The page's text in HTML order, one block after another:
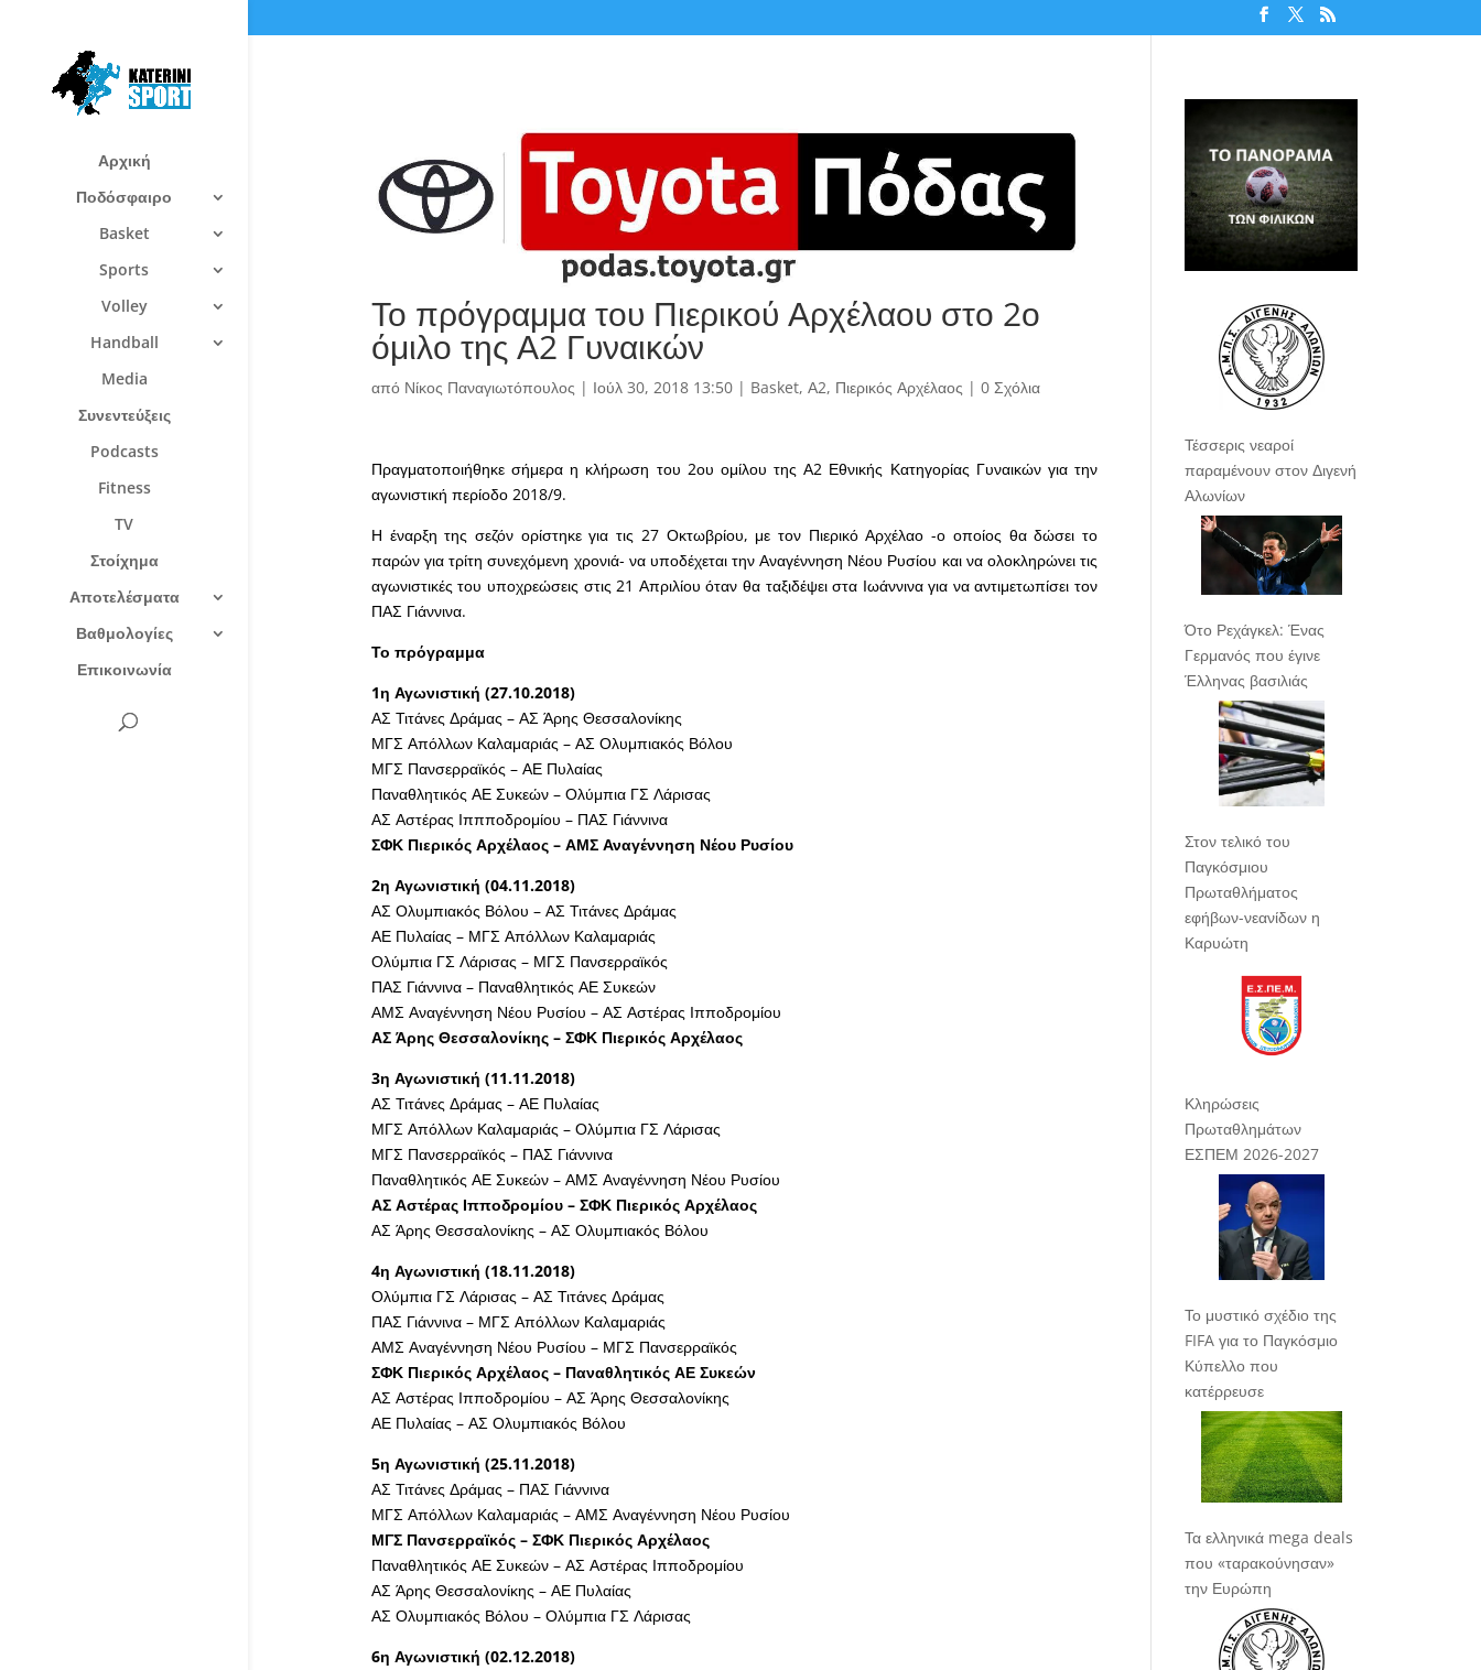
Αρχική
Ποδόσφαιρο
Basket
Sports
Volley
Handball
Media
Συνεντεύξεις
Podcasts
Fitness
TV
Στοίχημα
Αποτελέσματα
Βαθμολογίες
Επικοινωνία
Το πρόγραμμα του Πιερικού Αρχέλαου στο 2ο
όμιλο της Α2 Γυναικών
από Νίκος Παναγιωτόπουλος | Ιούλ 30, 2018 13:50| Basket, Α2, Πιερικός Αρχέλαος | 0 Σχόλια
Πραγματοποιήθηκε σήμερα η κλήρωση του 2ου ομίλου της Α2 Εθνικής Κατηγορίας Γυναικών για την
αγωνιστική περίοδο 2018/9.
Η έναρξη της σεζόν ορίστηκε για τις 27 Οκτωβρίου, με τον Πιερικό Αρχέλαο -ο οποίος θα δώσει το
παρών για τρίτη συνεχόμενη χρονιά- να υποδέχεται την Αναγέννηση Νέου Ρυσίου και να ολοκληρώνει τις
αγωνιστικές του υποχρεώσεις στις 21 Απριλίου όταν θα ταξιδέψει στα Ιωάννινα για να αντιμετωπίσει τον
ΠΑΣ Γιάννινα.
Το πρόγραμμα
1η Αγωνιστική (27.10.2018)
ΑΣ Τιτάνες Δράμας – ΑΣ Άρης Θεσσαλονίκης
ΜΓΣ Απόλλων Καλαμαριάς – ΑΣ Ολυμπιακός Βόλου
ΜΓΣ Πανσερραϊκός – ΑΕ Πυλαίας
Παναθλητικός ΑΕ Συκεών – Ολύμπια ΓΣ Λάρισας
ΑΣ Αστέρας Ιππποδρομίου – ΠΑΣ Γιάννινα
ΣΦΚ Πιερικός Αρχέλαος – ΑΜΣ Αναγέννηση Νέου Ρυσίου
2η Αγωνιστική (04.11.2018)
ΑΣ Ολυμπιακός Βόλου – ΑΣ Τιτάνες Δράμας
ΑΕ Πυλαίας – ΜΓΣ Απόλλων Καλαμαριάς
Ολύμπια ΓΣ Λάρισας – ΜΓΣ Πανσερραϊκός
ΠΑΣ Γιάννινα – Παναθλητικός ΑΕ Συκεών
ΑΜΣ Αναγέννηση Νέου Ρυσίου – ΑΣ Αστέρας Ιπποδρομίου
ΑΣ Άρης Θεσσαλονίκης – ΣΦΚ Πιερικός Αρχέλαος
3η Αγωνιστική (11.11.2018)
ΑΣ Τιτάνες Δράμας – ΑΕ Πυλαίας
ΜΓΣ Απόλλων Καλαμαριάς – Ολύμπια ΓΣ Λάρισας
ΜΓΣ Πανσερραϊκός – ΠΑΣ Γιάννινα
Παναθλητικός ΑΕ Συκεών – ΑΜΣ Αναγέννηση Νέου Ρυσίου
ΑΣ Αστέρας Ιπποδρομίου – ΣΦΚ Πιερικός Αρχέλαος
ΑΣ Άρης Θεσσαλονίκης – ΑΣ Ολυμπιακός Βόλου
4η Αγωνιστική (18.11.2018)
Ολύμπια ΓΣ Λάρισας – ΑΣ Τιτάνες Δράμας
ΠΑΣ Γιάννινα – ΜΓΣ Απόλλων Καλαμαριάς
ΑΜΣ Αναγέννηση Νέου Ρυσίου – ΜΓΣ Πανσερραϊκός
ΣΦΚ Πιερικός Αρχέλαος – Παναθλητικός ΑΕ Συκεών
ΑΣ Αστέρας Ιπποδρομίου – ΑΣ Άρης Θεσσαλονίκης
ΑΕ Πυλαίας – ΑΣ Ολυμπιακός Βόλου
5η Αγωνιστική (25.11.2018)
ΑΣ Τιτάνες Δράμας – ΠΑΣ Γιάννινα
ΜΓΣ Απόλλων Καλαμαριάς – ΑΜΣ Αναγέννηση Νέου Ρυσίου
ΜΓΣ Πανσερραϊκός – ΣΦΚ Πιερικός Αρχέλαος
Παναθλητικός ΑΕ Συκεών – ΑΣ Αστέρας Ιπποδρομίου
ΑΣ Άρης Θεσσαλονίκης – ΑΕ Πυλαίας
ΑΣ Ολυμπιακός Βόλου – Ολύμπια ΓΣ Λάρισας
6η Αγωνιστική (02.12.2018)
Τέσσερις νεαροί
παραμένουν στον Διγενή
Αλωνίων
Ότο Ρεχάγκελ: Ένας
Γερμανός που έγινε
Έλληνας βασιλιάς
Στον τελικό του
Παγκόσμιου
Πρωταθλήματος
εφήβων-νεανίδων η
Καρυώτη
Κληρώσεις
Πρωταθλημάτων
ΕΣΠΕΜ 2026-2027
Το μυστικό σχέδιο της
FIFA για το Παγκόσμιο
Κύπελλο που
κατέρρευσε
Τα ελληνικά mega deals
που «ταρακούνησαν»
την Ευρώπη